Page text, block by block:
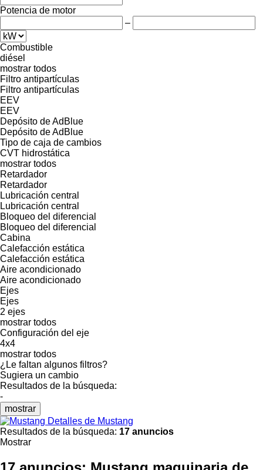
Potencia de motor
–
Combustible
diésel
mostrar todos
Filtro antipartículas
Filtro antipartículas
EEV
EEV
Depósito de AdBlue
Depósito de AdBlue
Tipo de caja de cambios
CVT hidrostática
mostrar todos
Retardador
Retardador
Lubricación central
Lubricación central
Bloqueo del diferencial
Bloqueo del diferencial
Cabina
Calefacción estática
Calefacción estática
Aire acondicionado
Aire acondicionado
Ejes
Ejes
2 ejes
mostrar todos
Configuración del eje
4x4
mostrar todos
¿Le faltan algunos filtros?
Sugiera un cambio
Resultados de la búsqueda:
-
mostrar
Detalles de Mustang
Resultados de la búsqueda: 17 anuncios
Mostrar